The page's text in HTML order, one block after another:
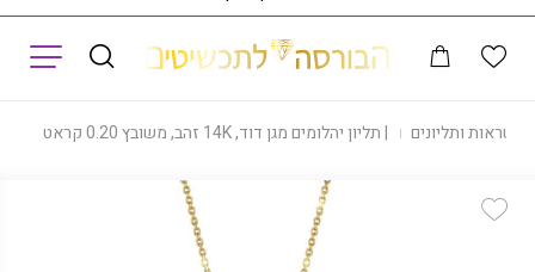
ותליונים |תליון יהלומים מגן דוד, 14K זהב, משובץ 0.20 קראט יהלומים, דגם PDPF24997